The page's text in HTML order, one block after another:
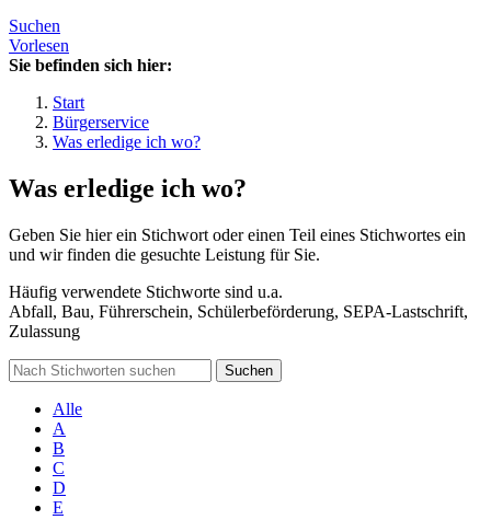
Suchen
Vorlesen
Sie befinden sich hier:
Start
Bürgerservice
Was erledige ich wo?
Was erledige ich wo?
Geben Sie hier ein Stichwort oder einen Teil eines Stichwortes ein
und wir finden die gesuchte Leistung für Sie.
Häufig verwendete Stichworte sind u.a.
Abfall, Bau, Führerschein, Schülerbeförderung, SEPA-Lastschrift,
Zulassung
Suchen
Alle
A
B
C
D
E